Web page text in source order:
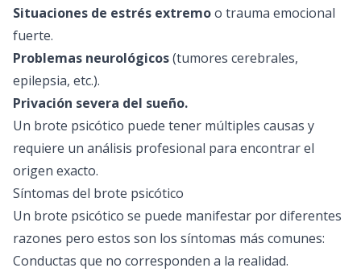
Situaciones de estrés extremoo trauma emocional
fuerte.
Problemas neurológicos(tumores cerebrales,
epilepsia, etc.).
Privación severa del sueño.
Un brote psicótico puede tener múltiples causas y
requiere un análisis profesional para encontrar el
origen exacto.
Síntomas del brote psicótico
Un brote psicótico se puede manifestar por diferentes
razones pero estos son los síntomas más comunes:
Conductas que no corresponden a la realidad.